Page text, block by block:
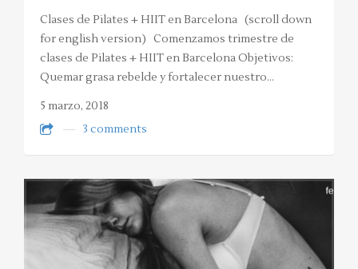
Clases de Pilates + HIIT en Barcelona (scroll down
for english version) Comenzamos trimestre de
clases de Pilates + HIIT en Barcelona Objetivos:
Quemar grasa rebelde y fortalecer nuestro…
5 marzo, 2018
3 comments